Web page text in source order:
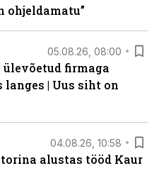
ohjeldamatu”
05.08.26, 08:00
ülevõetud firmaga
| Uus siht on
04.08.26, 10:58
alustas tööd Kaur